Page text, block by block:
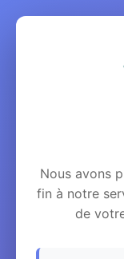
Nous avons
fin à notre
de